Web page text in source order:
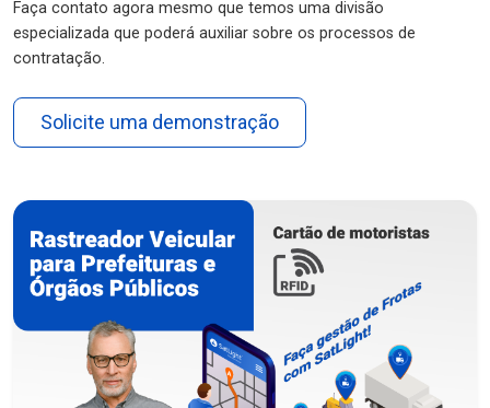
Faça contato agora mesmo que temos uma divisão
especializada que poderá auxiliar sobre os processos de
contratação.
Solicite uma demonstração